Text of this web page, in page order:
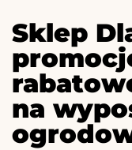
Sklep
na